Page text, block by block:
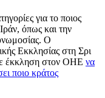
για το ποιος
όπως και την
Ο
Εκκλησίας στη Σρι
έκκληση στον ΟΗΕ να
ποιο κράτος